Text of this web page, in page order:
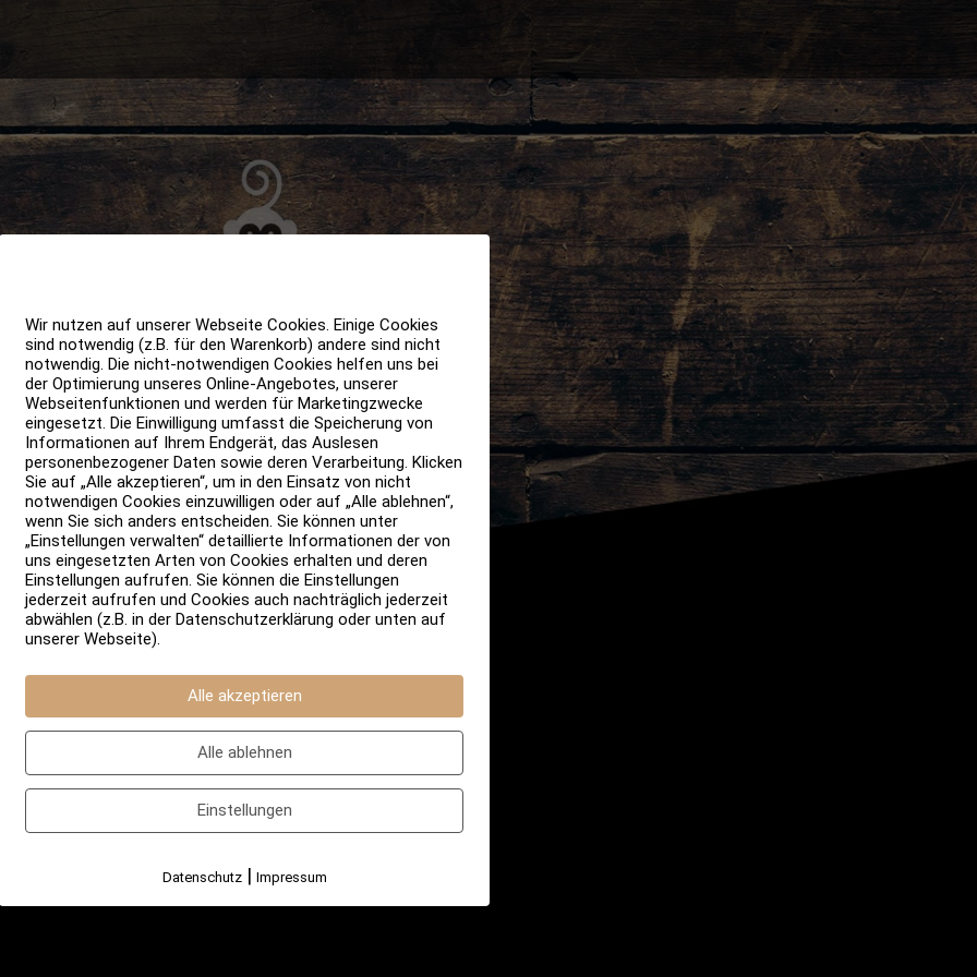
Wir nutzen auf unserer Webseite Cookies. Einige Cookies
sind notwendig (z.B. für den Warenkorb) andere sind nicht
notwendig. Die nicht-notwendigen Cookies helfen uns bei
der Optimierung unseres Online-Angebotes, unserer
Webseitenfunktionen und werden für Marketingzwecke
eingesetzt. Die Einwilligung umfasst die Speicherung von
Informationen auf Ihrem Endgerät, das Auslesen
personenbezogener Daten sowie deren Verarbeitung. Klicken
Sie auf „Alle akzeptieren“, um in den Einsatz von nicht
notwendigen Cookies einzuwilligen oder auf „Alle ablehnen“,
wenn Sie sich anders entscheiden. Sie können unter
„Einstellungen verwalten“ detaillierte Informationen der von
uns eingesetzten Arten von Cookies erhalten und deren
Einstellungen aufrufen. Sie können die Einstellungen
jederzeit aufrufen und Cookies auch nachträglich jederzeit
abwählen (z.B. in der Datenschutzerklärung oder unten auf
unserer Webseite).
Alle akzeptieren
Alle ablehnen
Einstellungen
Datenschutz| Impressum